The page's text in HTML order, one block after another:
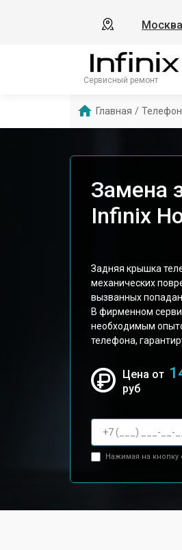
Москва
Сервисный ремонт
Главная / Телефон
Замена
Infinix
Задняя крышка
механических
вызванных
В фирменном
необходимым
телефона,
Цена от
руб
Нажимая на кнопку